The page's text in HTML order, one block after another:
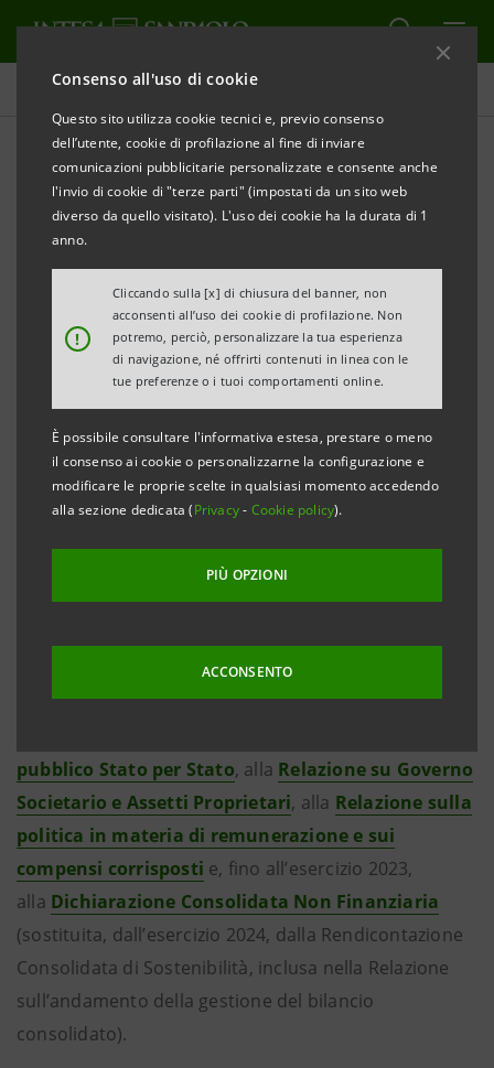
Consenso all'uso di cookie
Questo sito utilizza cookie tecnici e, previo consenso
dell’utente, cookie di profilazione al fine di inviare
comunicazioni pubblicitarie personalizzate e consente anche
l'invio di cookie di "terze parti" (impostati da un sito web
diverso da quello visitato). L'uso dei cookie ha la durata di 1
anno.
!
Cliccando sulla [x] di chiusura del banner, non
acconsenti all’uso dei cookie di profilazione. Non
potremo, perciò, personalizzare la tua esperienza
di navigazione, né offrirti contenuti in linea con le
tue preferenze o i tuoi comportamenti online.
È possibile consultare l'informativa estesa, prestare o meno
il consenso ai cookie o personalizzarne la configurazione e
modificare le proprie scelte in qualsiasi momento accedendo
alla sezione dedicata (Privacy- Cookie policy).
PIÙ OPZIONI
ACCONSENTO
Investor relations
Bilanci e Relazioni
STAMPA AGGIORNA
In questa sezione si trovano i bilanci e le relazioni
infrannuali di Intesa Sanpaolo e dellesocietà
controllatepubblicati dopo il 1° gennaio 2007, data
di decorrenza della fusione tra Banca Intesa e
Sanpaolo IMI. Per tutti i bilanci e le relazioni anteriori
a tale data, si può fare riferimento ai precedenti siti
Per completezza d'informazione si rimanda anche
assessment methodology
individuare le banche di rilevanza sistemica a
pubblico Stato per Stato, alla Relazione su Governo
Societario e Assetti Proprietari, alla Relazione sulla
politica in materia di remunerazione e sui
compensi corrisposti e, fino all’esercizio 2023,
alla Dichiarazione Consolidata Non Finanziaria
(sostituita, dall’esercizio 2024, dalla Rendicontazione
Consolidata di Sostenibilità, inclusa nella Relazione
sull’andamento della gestione del bilancio
consolidato).